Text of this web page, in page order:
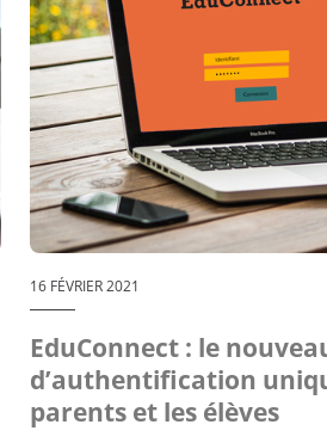
16 FÉVRIER 2021
EduConnect : le
d’authentification
parents et les élèves